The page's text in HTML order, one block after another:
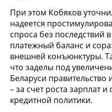
При этом Кобяков
надеется
спроса без последствий
платежный баланс и
внешней конъюнктуры.
что заделы под
Беларуси правительство
– за счет роста зарплат
кредитной политики.